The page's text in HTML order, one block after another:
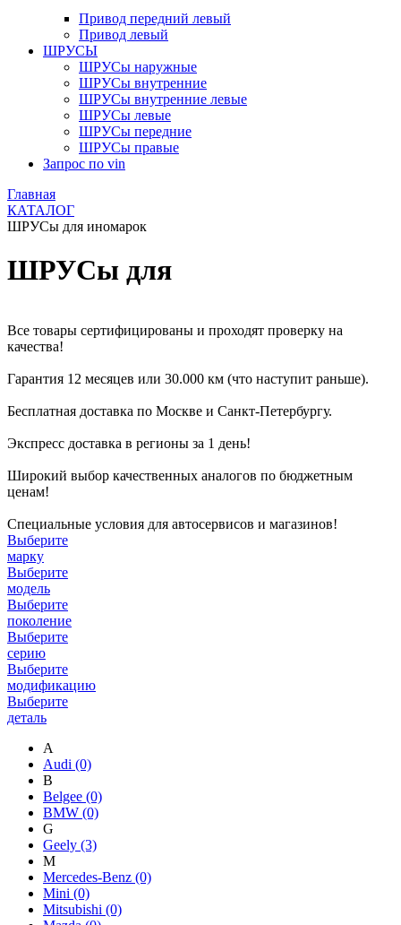
Привод передний левый
Привод левый
ШРУСЫ
ШРУСы наружные
ШРУСы внутренние
ШРУСы внутренние левые
ШРУСы левые
ШРУСы передние
ШРУСы правые
Запрос по vin
Главная
КАТАЛОГ
ШРУСы для иномарок
ШРУСы для
Все товары сертифицированы и проходят проверку на
качества!
Гарантия 12 месяцев или 30.000 км (что наступит раньше).
Бесплатная доставка по Москве и Санкт-Петербургу.
Экспресс доставка в регионы за 1 день!
Широкий выбор качественных аналогов по бюджетным
ценам!
Специальные условия для автосервисов и магазинов!
Выберите
марку
Выберите
модель
Выберите
поколение
Выберите
серию
Выберите
модификацию
Выберите
деталь
A
Audi (0)
B
Belgee (0)
BMW (0)
G
Geely (3)
M
Mercedes-Benz (0)
Mini (0)
Mitsubishi (0)